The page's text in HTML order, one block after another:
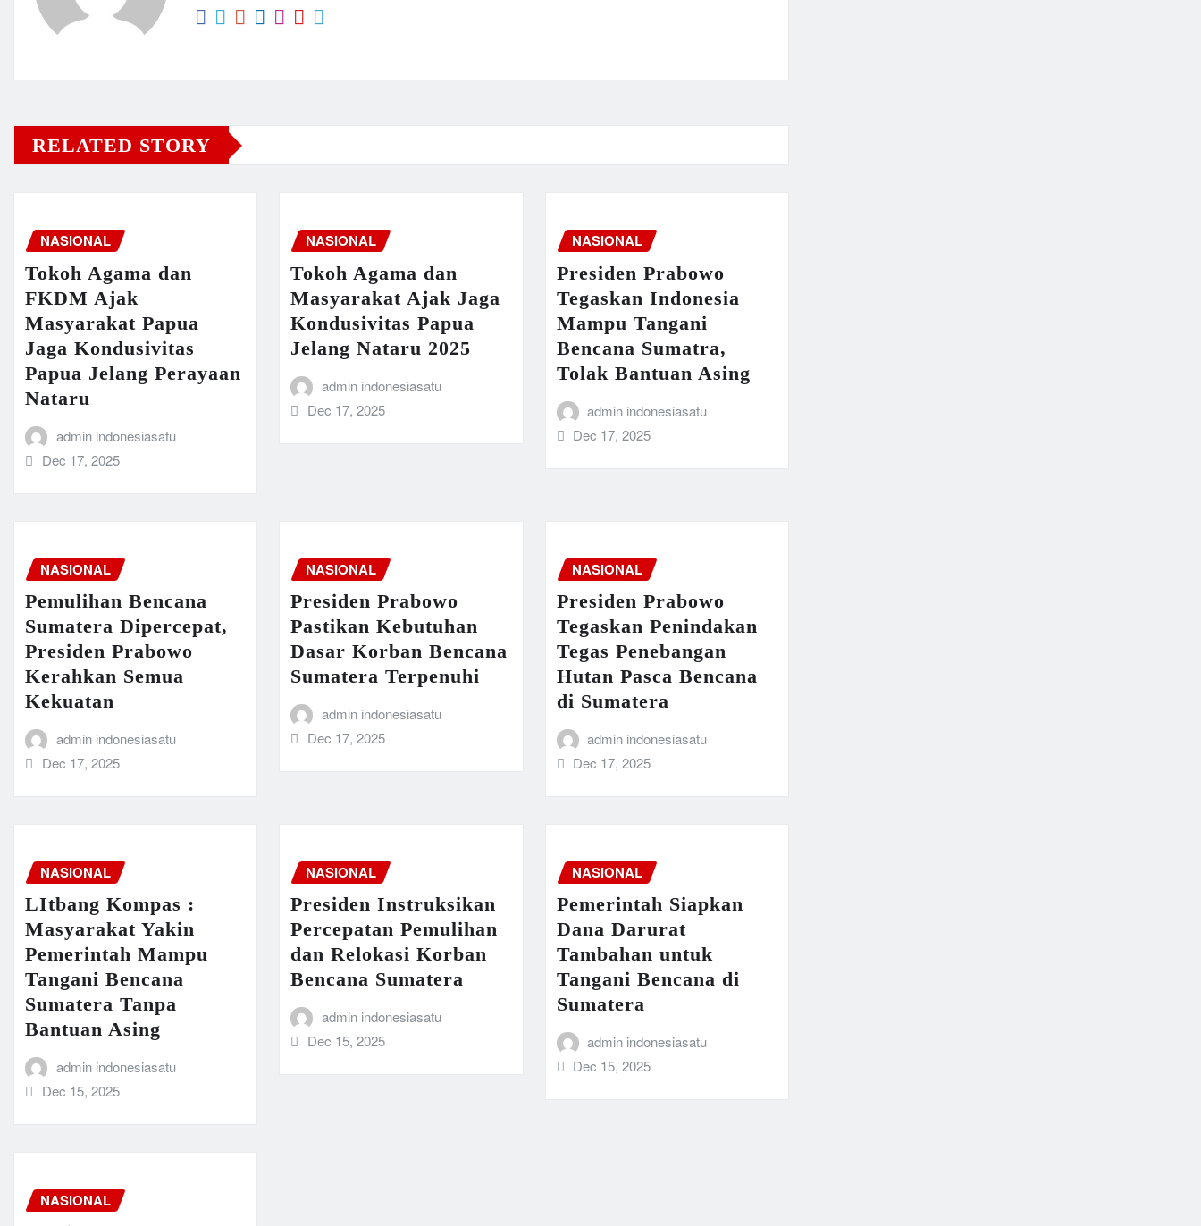
RELATED STORY
NASIONAL
Tokoh Agama dan
FKDM Ajak
Masyarakat Papua
Jaga Kondusivitas
Papua Jelang Perayaan
Nataru
admin indonesiasatu
Dec 17, 2025
NASIONAL
Tokoh Agama dan
Masyarakat Ajak Jaga
Kondusivitas Papua
Jelang Nataru 2025
admin indonesiasatu
Dec 17, 2025
NASIONAL
Presiden Prabowo
Tegaskan Indonesia
Mampu Tangani
Bencana Sumatra,
Tolak Bantuan Asing
admin indonesiasatu
Dec 17, 2025
NASIONAL
Pemulihan Bencana
Sumatera Dipercepat,
Presiden Prabowo
Kerahkan Semua
Kekuatan
admin indonesiasatu
Dec 17, 2025
NASIONAL
Presiden Prabowo
Pastikan Kebutuhan
Dasar Korban Bencana
Sumatera Terpenuhi
admin indonesiasatu
Dec 17, 2025
NASIONAL
Presiden Prabowo
Tegaskan Penindakan
Tegas Penebangan
Hutan Pasca Bencana
di Sumatera
admin indonesiasatu
Dec 17, 2025
NASIONAL
LItbang Kompas :
Masyarakat Yakin
Pemerintah Mampu
Tangani Bencana
Sumatera Tanpa
Bantuan Asing
admin indonesiasatu
Dec 15, 2025
NASIONAL
Presiden Instruksikan
Percepatan Pemulihan
dan Relokasi Korban
Bencana Sumatera
admin indonesiasatu
Dec 15, 2025
NASIONAL
Pemerintah Siapkan
Dana Darurat
Tambahan untuk
Tangani Bencana di
Sumatera
admin indonesiasatu
Dec 15, 2025
NASIONAL